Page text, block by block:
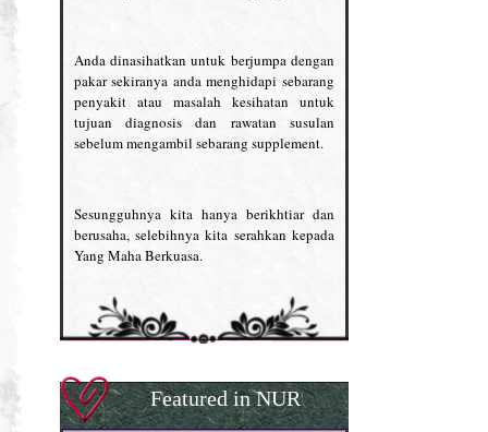
Anda dinasihatkan untuk berjumpa dengan
pakar sekiranya anda menghidapi sebarang
penyakit atau masalah kesihatan untuk
tujuan diagnosis dan rawatan susulan
sebelum mengambil sebarang supplement.
Sesungguhnya kita hanya berikhtiar dan
berusaha, selebihnya kita serahkan kepada
Yang Maha Berkuasa.
Featured in NUR